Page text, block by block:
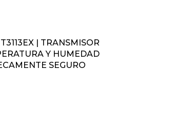
| TRANSMISOR
Y HUMEDAD
SEGURO